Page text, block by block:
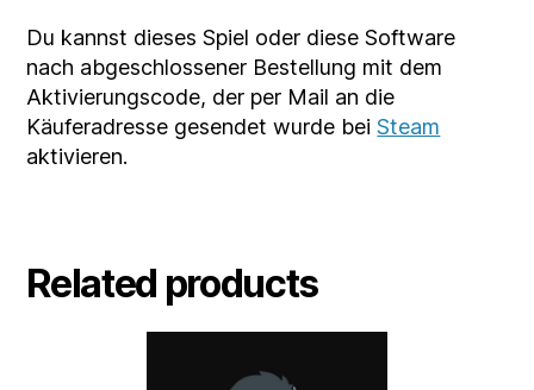
Du kannst dieses Spiel oder diese Software
nach abgeschlossener Bestellung mit dem
Aktivierungscode, der per Mail an die
Käuferadresse gesendet wurde beiSteam
aktivieren.
Related products